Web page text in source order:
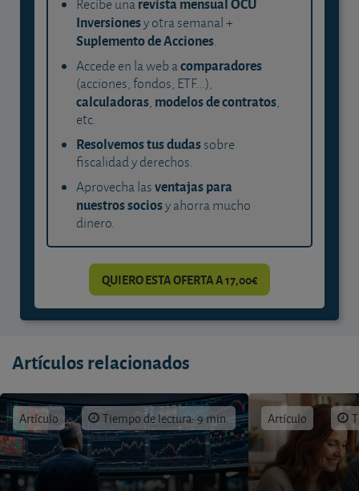
Recibe una
Inversionesy otra semanal +
Suplemento de Acciones.
Accede en la web acomparadores
(acciones, fondos, ETF...),
calculadoras, modelos de contratos,
etc.
Resolvemos tus dudassobre
fiscalidad y derechos.
Aprovecha lasventajas para
nuestros sociosy ahorra mucho
dinero.
QUIERO ESTA OFERTA A 17,00€
Artículos relacionados
Artículo Tiempo de lectura: 9 min. Artículo